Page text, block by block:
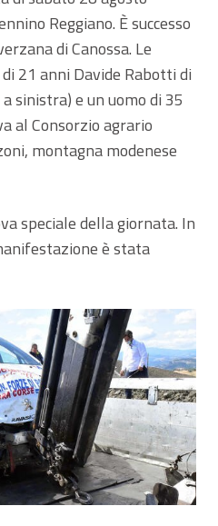
Reggiano. È successo
di Canossa. Le
21 anni Davide Rabotti di
sinistra) e un uomo di 35
al Consorzio agrario
montagna modenese
speciale della giornata. In
è stata